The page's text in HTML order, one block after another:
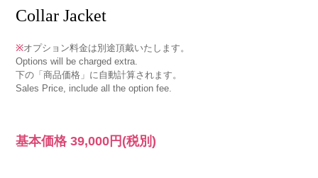
Collar Jacket
※オプション料金は別途頂戴いたします。
Options will be charged extra.
下の「商品価格」に自動計算されます。
Sales Price, include all the option fee.
基本価格39,000円 (税別)